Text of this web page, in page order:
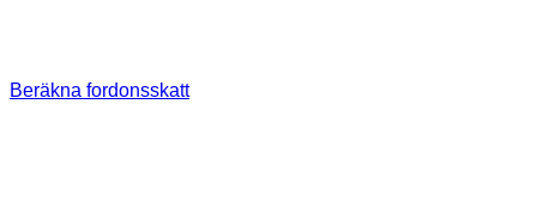
Beräkna fordonsskatt